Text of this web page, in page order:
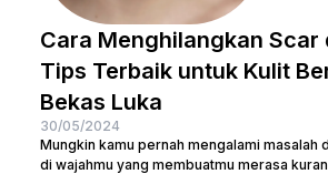
Cara Menghilangkan Scar
Tips Terbaik untuk Kulit
Bekas Luka
30/05/2024
Mungkin kamu pernah mengalami masalah
di wajahmu yang membuatmu merasa